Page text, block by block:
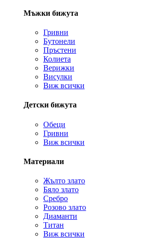
Мъжки бижута
Гривни
Бутонели
Пръстени
Колиета
Верижки
Висулки
Виж всички
Детски бижута
Обеци
Гривни
Виж всички
Материали
Жълто злато
Бяло злато
Сребро
Розово злато
Диаманти
Титан
Виж всички